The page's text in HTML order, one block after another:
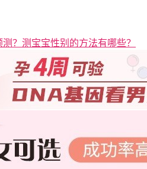
？测宝宝性别的方法有哪些？